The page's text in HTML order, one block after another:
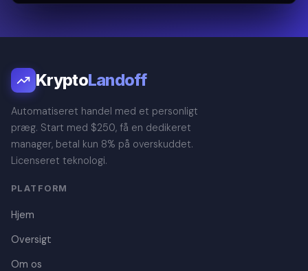
KryptoLandoff
Automatiseret handel med et personligt
præg. Start med $250, få en dedikeret
manager, betal kun 8% på overskuddet.
Licenseret teknologi.
PLATFORM
Hjem
Oversigt
Om os